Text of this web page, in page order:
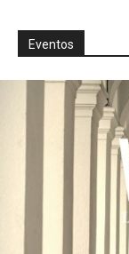
Eventos